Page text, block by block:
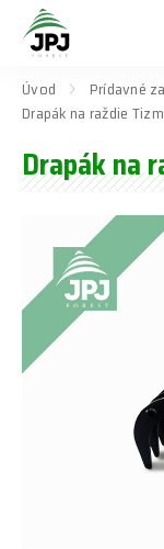
Úvod Prídavné
Drapák na raždie
Drapák na